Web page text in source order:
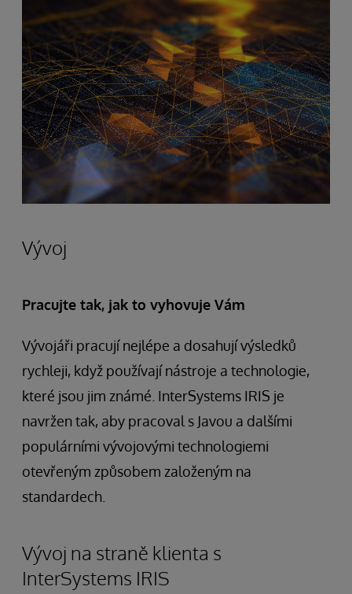
Vývoj
Pracujte tak, jak to vyhovuje Vám
Vývojáři pracují nejlépe a dosahují výsledků
rychleji, když používají nástroje a technologie,
které jsou jim známé. InterSystems IRIS je
navržen tak, aby pracoval s Javou a dalšími
populárními vývojovými technologiemi
otevřeným způsobem založeným na
standardech.
Vývoj na straně klienta s
InterSystems IRIS